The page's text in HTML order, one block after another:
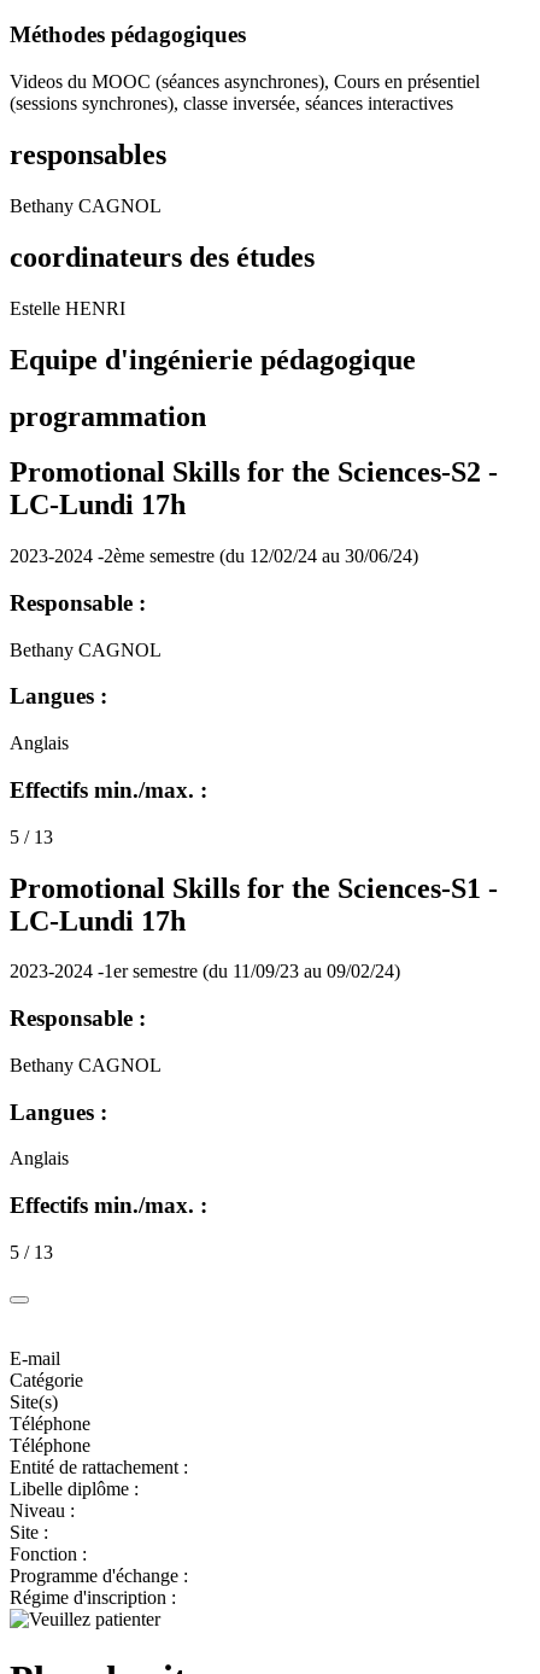
Méthodes pédagogiques
Videos du MOOC (séances asynchrones), Cours en présentiel
(sessions synchrones), classe inversée, séances interactives
responsables
Bethany CAGNOL
coordinateurs des études
Estelle HENRI
Equipe d'ingénierie pédagogique
programmation
Promotional Skills for the Sciences-S2 -
LC-Lundi 17h
2023-2024 -2ème semestre (du 12/02/24 au 30/06/24)
Responsable :
Bethany CAGNOL
Langues :
Anglais
Effectifs min./max. :
5 / 13
Promotional Skills for the Sciences-S1 -
LC-Lundi 17h
2023-2024 -1er semestre (du 11/09/23 au 09/02/24)
Responsable :
Bethany CAGNOL
Langues :
Anglais
Effectifs min./max. :
5 / 13
E-mail
Catégorie
Site(s)
Téléphone
Téléphone
Entité de rattachement :
Libelle diplôme :
Niveau :
Site :
Fonction :
Programme d'échange :
Régime d'inscription :